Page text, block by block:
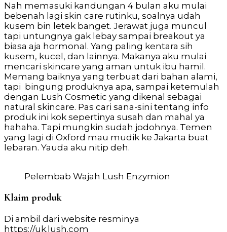
Nah memasuki kandungan 4 bulan aku mulai
bebenah lagi skin care rutinku, soalnya udah
kusem bin letek banget. Jerawat juga muncul
tapi untungnya gak lebay sampai breakout ya
biasa aja hormonal. Yang paling kentara sih
kusem, kucel, dan lainnya. Makanya aku mulai
mencari skincare yang aman untuk ibu hamil.
Memang baiknya yang terbuat dari bahan alami,
tapi bingung produknya apa, sampai ketemulah
dengan Lush Cosmetic yang dikenal sebagai
natural skincare. Pas cari sana-sini tentang info
produk ini kok sepertinya susah dan mahal ya
hahaha. Tapi mungkin sudah jodohnya. Temen
yang lagi di Oxford mau mudik ke Jakarta buat
lebaran. Yauda aku nitip deh.
Pelembab Wajah Lush Enzymion
Klaim produk
Di ambil dari website resminya
https://uk.lush.com